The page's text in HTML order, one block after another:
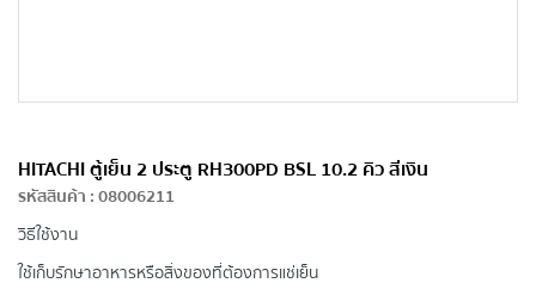
HITACHI ตู้เย็น 2 ประตู RH300PD BSL 10.2 คิว สีเงิน
รหัสสินค้า :08006211
วิธีใช้งาน
ใช้เก็บรักษาอาหารหรือสิ่งของที่ต้องการแช่เย็น